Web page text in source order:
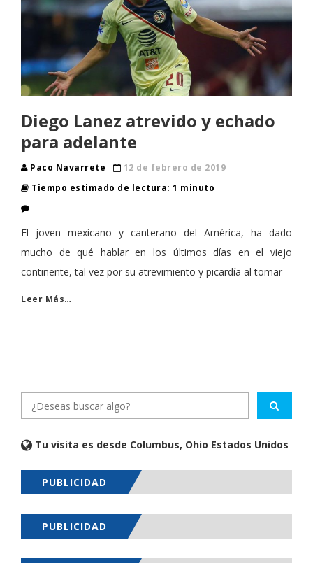
Diego Lanez atrevido y echado
para adelante
Paco Navarrete
12 de febrero de 2019
Tiempo estimado de lectura: 1 minuto
El joven mexicano y canterano del América, ha dado
mucho de qué hablar en los últimos días en el viejo
continente, tal vez por su atrevimiento y picardía al tomar
Leer Más…
Tu visita es desde Columbus, Ohio Estados Unidos
PUBLICIDAD
PUBLICIDAD